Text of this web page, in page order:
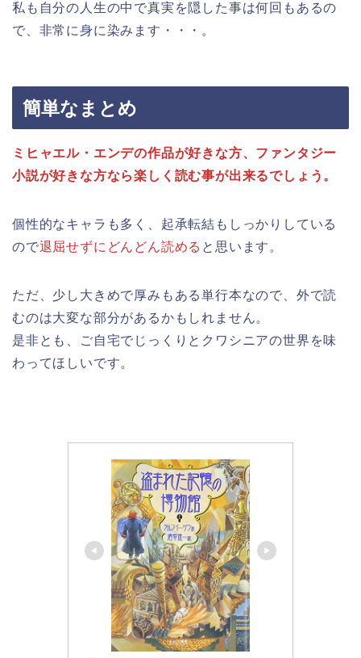
私も自分の人生の中で真実を隠した事は何回もあるの
で、非常に身に染みます・・・。
簡単なまとめ
ミヒャエル・エンデの作品が好きな方、ファンタジー
小説が好きな方なら楽しく読む事が出来るでしょう。
個性的なキャラも多く、起承転結もしっかりしている
ので退屈せずにどんどん読める と思います。
ただ、少し大きめで厚みもある単行本なので、外で読
むのは大変な部分があるかもしれません。
是非とも、ご自宅でじっくりとクワシニアの世界を味
わってほしいです。